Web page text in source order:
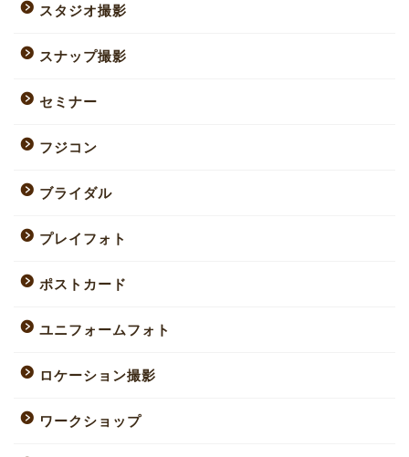
スタジオ撮影
スナップ撮影
セミナー
フジコン
ブライダル
プレイフォト
ポストカード
ユニフォームフォト
ロケーション撮影
ワークショップ